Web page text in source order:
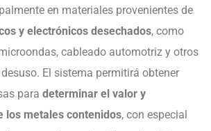
en materiales provenientes de
y electrónicos desechados, como
cableado automotriz y otros
El sistema permitirá obtener
para determinar el valor y
los metales contenidos, con especial